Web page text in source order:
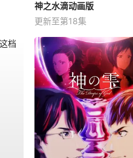
神之水滴动画版
更新至第18集